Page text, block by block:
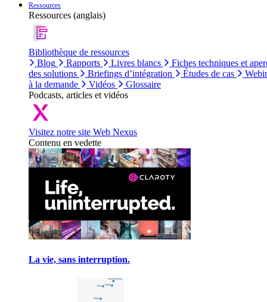
Ressources
Ressources (anglais)
Bibliothèque de ressources
Blog
Rapports Livres blancs
Fiches techniques et
des solutions
Briefings d’intégration Études de cas
à la demande
Vidéos
Glossaire
Podcasts, articles et vidéos
Visitez notre site Web Nexus
Contenu en vedette
La vie, sans interruption.